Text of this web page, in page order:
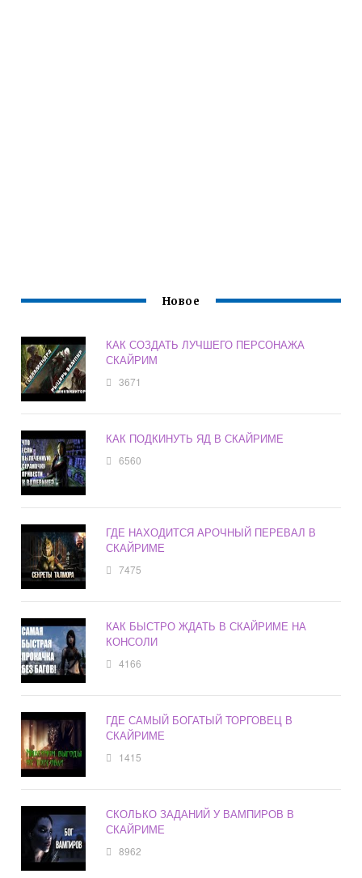
Новое
КАК СОЗДАТЬ ЛУЧШЕГО ПЕРСОНАЖА
СКАЙРИМ
3671
КАК ПОДКИНУТЬ ЯД В СКАЙРИМЕ
6560
ГДЕ НАХОДИТСЯ АРОЧНЫЙ ПЕРЕВАЛ В
СКАЙРИМЕ
7475
КАК БЫСТРО ЖДАТЬ В СКАЙРИМЕ НА
КОНСОЛИ
4166
ГДЕ САМЫЙ БОГАТЫЙ ТОРГОВЕЦ В
СКАЙРИМЕ
1415
СКОЛЬКО ЗАДАНИЙ У ВАМПИРОВ В
СКАЙРИМЕ
8962